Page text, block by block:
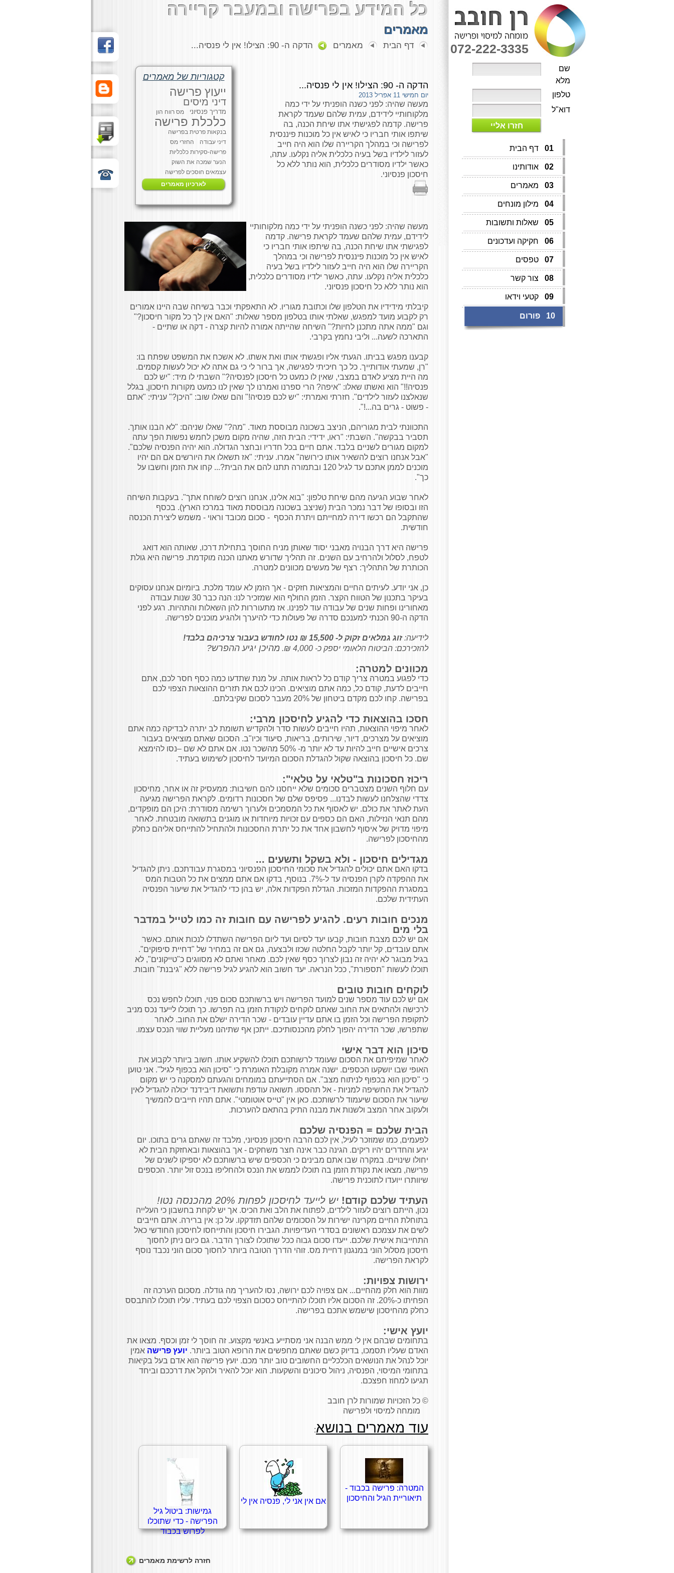
072-222-3335
שם
מלא
טלפון
דוא"ל
חזרו אליי
01 דף הבית
02 אודותינו
03 מאמרים
04 מילון מונחים
05 שאלות ותשובות
06 חקיקה ועדכונים
07 טפסים
08 צור קשר
09 קטעי וידאו
10 פורום
כל המידע בפרישה ובמעבר קריירה
מאמרים
דף הבית מאמרים הדקה ה- 90: הצילו! אין לי פנסיה...
הדקה ה- 90: הצילו! אין לי פנסיה...
יום חמישי 11 אפריל 2013
מעשה שהיה: לפני כשנה הופניתי על ידי כמה
מלקוחותיי לידידם, עמית שלהם שעמד לקראת
פרישה. קדמה לפגישתי אתו שיחת הכנה, בה
שיתפו אותי חבריו כי לאיש אין כל מוכנות פיננסית
לפרישה וכי במהלך הקריירה שלו הוא היה חייב
לעזור לילדיו בשל בעיה כלכלית אליה נקלעו. עתה,
כאשר ילדיו מסודרים כלכלית, הוא נותר ללא כל
חיסכון פנסיוני.
קטגוריות של מאמרים
ייעוץ פרישה
דיני מיסים
מדריך פנסיוני מס רווח הון
כלכלת פרישה
בנקאות פרטית בפרישה
דיני עבודה
החזרי מס
פרישה-סקירות כלכליות
הנער שמכה את השוק
עצמאים חוסכים לפרישה
לארכיון מאמרים
מעשה שהיה: לפני כשנה הופניתי על ידי כמה מלקוחותיי
לידידם, עמית שלהם שעמד לקראת פרישה. קדמה
לפגישתי אתו שיחת הכנה, בה שיתפו אותי חבריו כי
לאיש אין כל מוכנות פיננסית לפרישה וכי במהלך
הקריירה שלו הוא היה חייב לעזור לילדיו בשל בעיה
כלכלית אליה נקלעו. עתה, כאשר ילדיו מסודרים כלכלית,
הוא נותר ללא כל חיסכון פנסיוני.
קיבלתי מידידיו את הטלפון שלו וכתובת מגוריו. לא התאפקתי וכבר בשיחה שבה היינו אמורים
רק לקבוע מועד למפגש, שאלתי אותו בטלפון מספר שאלות: "האם אין לך כל מקור חיסכון?"
וגם "ממה אתה מתכנן לחיות?" השיחה שהייתה אמורה להיות קצרה - דקה או שתיים -
התארכה לשעה... וליבי נחמץ בקרבי.
קבענו מפגש בביתו. הגעתי אליו ופגשתי אותו ואת אשתו. לא אשכח את המשפט שפתח בו:
"רן, שמעתי אודותייך. כל כך חיכיתי לפגישה, אך ברור לי כי גם אתה לא יכול לעשות קסמים.
מה היית מציע לאדם במצבי, שאין לו כמעט כל חיסכון לפנסיה?" השבתי לו מיד: "יש לכם
פנסיה!!" הוא ואשתו שאלו: "איפה? הרי ספרנו ואמרנו לך שאין לנו כמעט מקורות חיסכון, בגלל
שנאלצנו לעזור לילדים". חזרתי ואמרתי: "יש לכם פנסיה!" והם שאלו שוב: "היכן?" עניתי: "אתם
- פשוט - גרים בה...!".
התכוונתי לבית מגוריהם, הניצב בשכונה מבוססת מאוד. "מה?" שאלו שניהם: "לא הבנו אותך.
תסביר בבקשה". השבתי: "ראו, ידידי: הבית הזה, שהיה מקום משכן לחמש נפשות הפך עתה
למקום מגורים לשניים בלבד. אתם חיים בכל חדריו ובחצר הגדולה. הוא יהיה הפנסיה שלכם".
"אבל אנחנו רוצים להשאיר אותו כירושה" אמרו. עניתי: "אז תשאלו את היורשים אם הם יהיו
מוכנים לממן אתכם עד לגיל 120 ובתמורה תתנו להם את הבית?... קחו את הזמן וחשבו על
כך".
לאחר שבוע הגיעה מהם שיחת טלפון: "בוא אלינו, אנחנו רוצים לשוחח אתך". בעקבות השיחה
הזו ובסופו של דבר נמכר הבית (שניצב בשכונה מבוססת מאוד במרכז הארץ). בכסף
שהתקבל הם רכשו דירה למחייתם ויתרת הכסף - סכום מכובד וראוי - משמש ליצירת הכנסה
חודשית.
פרישה היא דרך הבנויה מאבני יסוד שאותן מניח החוסך בתחילת דרכו, שאותה הוא דואג
לטפח, לסלול ולהרחיב עם השנים. זה תהליך שדורש מאתנו הכנה מוקדמת. פרישה היא גולת
הכותרת של התהליך: רצף של מעשים מכוונים למטרה.
כן, אני יודע. לעיתים החיים והמציאות חזקים - אך הזמן לא עומד מלכת. ביומיום אנחנו עסוקים
בעיקר בתכנון של הטווח הקצר. הזמן החולף הוא שמזכיר לנו: הנה כבר 30 שנות עבודה
מאחורינו ופחות שנים של עבודה עוד לפנינו. אז מתעוררות להן השאלות והתהיות. רגע לפני
הדקה ה-90 הכנתי למענכם סדרה של פעולות כדי להיערך ולהגיע מוכנים לפרישה.
לידיעה:זוג גמלאים זקוק ל- 15,500 ₪ נטו לחודש בעבור צרכיהם בלבד!
להזכירכם: הביטוח הלאומי יספק כ- 4,000 ₪.
מהיכן יגיע ההפרש?
מכוונים למטרה:
כדי לפגוע במטרה צריך קודם כל לראות אותה. על מנת שתדעו כמה כסף חסר לכם, אתם
חייבים לדעת, קודם כל, כמה אתם מוציאים. הכינו לכם את תזרים ההוצאות הצפוי לכם
בפרישה. קחו לכם מקדם ביטחון של 20% מעבר לסכום שקיבלתם.
חסכו בהוצאות כדי להגיע לחיסכון מרבי:
לאחר מיפוי ההוצאות, תהיו חייבים לעשות סדר ולהקדיש תשומת לב יתרה לבדיקה כמה אתם
מוציאים על מצרכים, דיור, שירותים, בריאות, סיעוד וכיו"ב. הסכום שאתם מוציאים בעבור
צרכים אישיים חייב להיות עד לא יותר מ- 50% מהשכר נטו. אם אתם לא שם –נסו להימצא
שם. כל חיסכון בהוצאה שקול להגדלת הסכום המיועד לחיסכון לשימוש בעתיד.
ריכוז חסכונות ב"טלאי על טלאי":
עם חלוף השנים מצטברים סכומים שלא ייחסנו להם חשיבות: ממעסיק זה או אחר, מחיסכון
צדדי שהצלחנו לעשות לבדנו... פסיפס שלם של חסכונות רדומים. לקראת הפרישה מגיעה
העת לאתר את כולם. יש לאסוף את כל המסמכים ולערוך רשימה מסודרת: היכן הם מופקדים,
מהם תנאי הנזילות, האם הם כספים עם זכויות מיוחדות או מוגנים בתשואה מובטחת. לאחר
מיפוי מדויק של איסוף לחשבון אחד את כל יתרת החסכונות ולהתחיל להתייחס אליהם כחלק
מהחיסכון לפרישה.
מגדילים חיסכון - ולא בשקל ותשעים ...
בדקו האם אתם יכולים להגדיל את סכומי החיסכון הפנסיוני במסגרת עבודתכם. ניתן להגדיל
את ההפקדה לקרן הפנסיה עד ל-7%. בנוסף, בדקו אם אתם ממצים את כל הטבות המס
במסגרת ההפקדות המזכות. הגדלת הפקדות אלה, יש בהן כדי להגדיל את שיעור הפנסיה
העתידית שלכם.
מנכים חובות רעים. להגיע לפרישה עם חובות זה כמו לטייל במדבר
בלי מים
אם יש לכם מצבת חובות, קבעו יעד לסיום ועד ליום הפרישה השתדלו לנכות אותם. כאשר
אתם עובדים, קל יותר לקבל החלטה שכזו ולבצעה, גם אם זה במחיר של "דחיית סיפוקים".
בגיל מבוגר לא יהיה זה נבון לצרוך כסף שאין לכם. מאחר ואתם לא מסווגים כ"טייקונים", לא
תוכלו לעשות "תספורת", ככל הנראה. יעד חשוב הוא להגיע לגיל פרישה ללא "גיבנת" חובות.
לוקחים חובות טובים
אם יש לכם עוד מספר שנים למועד הפרישה ויש ברשותכם סכום פנוי, תוכלו לחפש נכס
לרכישה ולהתאים את החוב שאתם לוקחים לנקודת הזמן בה תפרשו. כך תוכלו לייעד נכס מניב
לתקופת הפרישה וכל הזמן בו אתם עדיין עובדים - שכר הדירה ישלם את החוב. לאחר
שתפרשו, שכר הדירה יהפוך לחלק מהכנסותיכם. ייתכן אף שתיהנו מעליית שווי הנכס עצמו.
סיכון הוא דבר אישי
לאחר שמיפיתם את הסכום שעומד לרשותכם תוכלו להשקיע אותו. חשוב ביותר לקבוע את
האופי שבו יושקעו הכספים. ישנה אמרה מקובלת האומרת כי "סיכון הוא בכפוף לגיל". אני טוען
כי "סיכון הוא בכפוף לניתוח מצב". אם הסתייעתם במומחים והגעתם למסקנה כי יש מקום
להגדיל את החשיפה למניות - אל תהססו. תשואה עודפת ותשואת דיבידנד יכולה להגדיל לאין
שיעור את הסכום שיעמוד לרשותכם. כאן אין "טייס אוטומטי". אתם תהיו חייבים להמשיך
ולעקוב אחר המצב ולשנות את מבנה התיק בהתאם להערכות.
הבית שלכם = הפנסיה שלכם
לפעמים, כמו שמוזכר לעיל, אין לכם הרבה חיסכון פנסיוני, מלבד זה שאתם גרים בתוכו. יום
יגיע והחדרים יהיו ריקים. הגינה כבר אינה חצר משחקים - אך בהוצאות ובאחזקת הבית לא
יחולו שינויים. במקרה שבו אתם מבינים כי הכספים שיש ברשותכם לא יספיקו לשנים של
פרישה, מצאו את נקודת הזמן בה תוכלו לממש את הנכס ולהחליפו בנכס זול יותר. הכספים
שיוותרו ייועדו לתוכנית פרישה.
העתיד שלכם קודם! יש לייעד לחיסכון לפחות 20% מהכנסה נטו!
נכון, הייתם רוצים לעזור לילדים, לפתוח את הלב ואת הכיס. אך יש לקחת בחשבון כי העלייה
בתוחלת החיים מקרינה ישירות על הסכומים שלהם תזדקקו. על כן: אין ברירה. אתם חייבים
לשים את עצמכם ראשונים בסדרי העדיפויות. הגבירו חיסכון והתייחסו לחיסכון החודשי כאל
התחייבות אישית שלכם. ייעדו סכום גבוה ככל שתוכלו לצורך הדבר. גם כיום ניתן לחסוך
חיסכון מסלול הוני במנגנון דחיית מס. זוהי הדרך הטובה ביותר לחסוך סכום הוני נכבד נוסף
לקראת הפרישה.
ירושות צפויות:
מוות הוא חלק מהחיים... אם צפויה לכם ירושה, נסו להעריך מה גודלה. מסכום הערכה זה
הפחיתו כ-20%. זה הסכום אליו תוכלו להתייחס כסכום הצפוי לכם בעתיד. עליו תוכלו להתבסס
כחלק מהחיסכון שישמש אתכם בפרישה.
יועץ אישי:
בתחומים שבהם אין לי ממש הבנה אני מסתייע באנשי מקצוע. זה חוסך לי זמן וכסף. מצאו את
האדם שעליו תסמכו, בדיוק כשם שאתם מחפשים את הרופא הטוב ביותר. יועץ פרישה אמין
יוכל לנהל את הנושאים הכלכליים החשובים טוב יותר מכם. יועץ פרישה הוא אדם בעל בקיאות
בתחומי המיסוי, הפנסיה, ניהול סיכונים והשקעות. הוא יוכל להאיר ולהקל את דרככם וביחד
תגיעו למחוז חפצכם.
© כל הזכויות שמורות לרן חובב
מומחה למיסוי ולפרישה
עוד מאמרים בנושא:
המטרה: פרישה בכבוד -
תיאוריית הגיל והחיסכון
אם אין אני לי, פנסיה אין לי
גמישות: ביטול גיל
הפרישה - כדי שתוכלו
לפרוש בכבוד
חזרה לרשימת מאמרים